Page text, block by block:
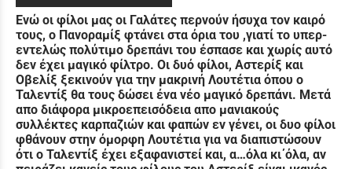
Ενώ οι φίλοι μας οι Γαλάτες περνούν ήσυχα τον καιρό
τους, ο Πανοραμίξ φτάνει στα όρια του ,γιατί το υπερ-
εντελώς πολύτιμο δρεπάνι του έσπασε και χωρίς αυτό
δεν έχει μαγικό φίλτρο. Οι δυό φίλοι, Αστερίξ και
Οβελίξ ξεκινούν για την μακρινή Λουτέτια όπου ο
Ταλεντίξ θα τους δώσει ένα νέο μαγικό δρεπάνι. Μετά
απο διάφορα μικροεπεισόδεια απο μανιακούς
συλλέκτες καρπαζιών και φαπών εν γένει, οι δυο φίλοι
φθάνουν στην όμορφη Λουτέτια για να διαπιστώσουν
ότι ο Ταλεντίξ έχει εξαφανιστεί και, α…όλα κι΄όλα, αν